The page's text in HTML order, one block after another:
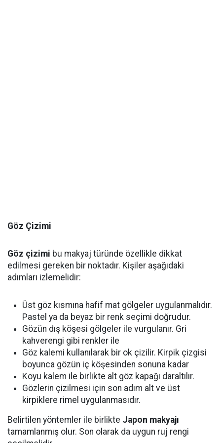
Göz Çizimi
Göz çizimi bu makyaj türünde özellikle dikkat
edilmesi gereken bir noktadır. Kişiler aşağıdaki
adımları izlemelidir:
Üst göz kısmına hafif mat gölgeler uygulanmalıdır.
Pastel ya da beyaz bir renk seçimi doğrudur.
Gözün dış köşesi gölgeler ile vurgulanır. Gri
kahverengi gibi renkler ile
Göz kalemi kullanılarak bir ok çizilir. Kirpik çizgisi
boyunca gözün iç köşesinden sonuna kadar
Koyu kalem ile birlikte alt göz kapağı daraltılır.
Gözlerin çizilmesi için son adım alt ve üst
kirpiklere rimel uygulanmasıdır.
Belirtilen yöntemler ile birlikte Japon makyajı
tamamlanmış olur. Son olarak da uygun ruj rengi